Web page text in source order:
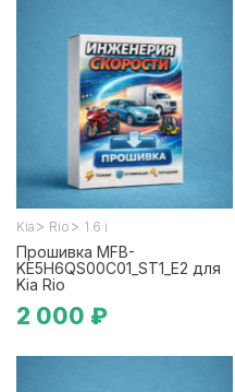
Kia > Rio > 1.6 i
Прошивка MFB-
KE5H6QS00C01_ST1_E2 для
Kia Rio
2 000 ₽